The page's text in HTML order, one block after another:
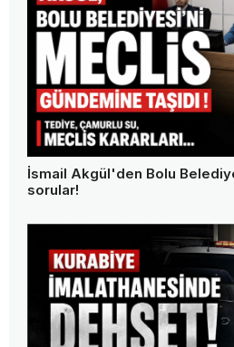
İsmail Akgül'den Bolu
sorular!